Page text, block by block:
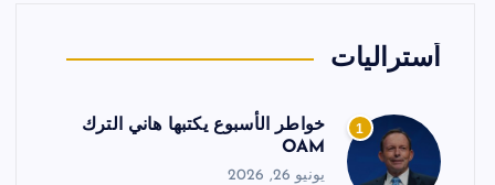
أستراليات
1
خواطر الأسبوع يكتبها هاني الترك
OAM
يونيو 26, 2026